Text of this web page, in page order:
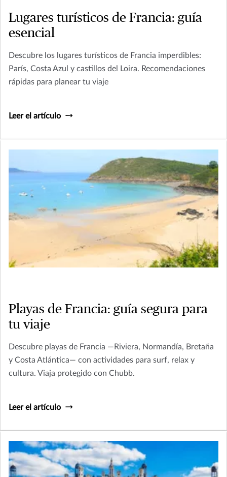
Lugares turísticos de Francia: guía
esencial
Descubre los lugares turísticos de Francia imperdibles:
París, Costa Azul y castillos del Loira. Recomendaciones
rápidas para planear tu viaje
Leer el artículo
Playas de Francia: guía segura para
tu viaje
Descubre playas de Francia —Riviera, Normandía, Bretaña
y Costa Atlántica— con actividades para surf, relax y
cultura. Viaja protegido con Chubb.
Leer el artículo